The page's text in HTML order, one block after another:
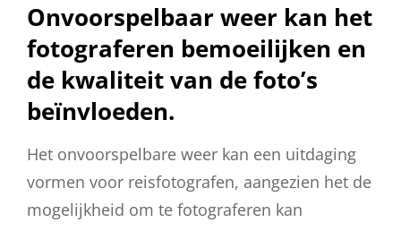
Onvoorspelbaar weer kan het
fotograferen bemoeilijken en
de kwaliteit van de foto’s
beïnvloeden.
Het onvoorspelbare weer kan een uitdaging
vormen voor reisfotografen, aangezien het de
mogelijkheid om te fotograferen kan